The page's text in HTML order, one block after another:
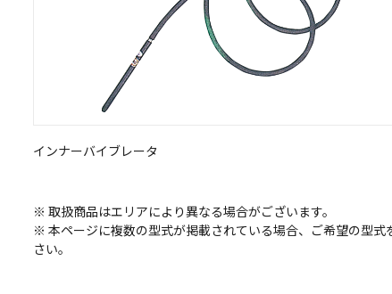
インナーバイブレータ
※ 取扱商品はエリアにより異なる場合がございます。
※ 本ページに複数の型式が掲載されている場合、ご希望の型
さい。